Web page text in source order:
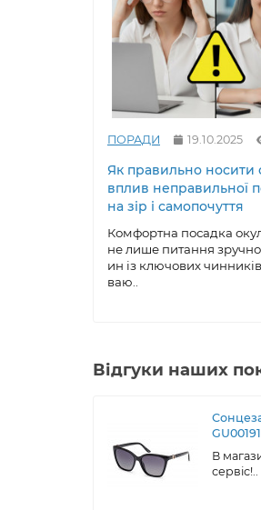
ПОРАДИ 19.10.2025
Як правильно носити
вплив неправильної
на зір і самопочуття
Комфортна посадка
не лише питання
ин із ключових
ваю..
Відгуки наших
В
сервіс!..